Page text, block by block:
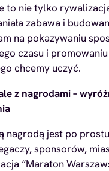
to nie tylko
zabawa i
na pokazywaniu
czasu i
chcemy uczyć.
z nagrodami –
nagrodą jest po
sponsorów,
“Maraton